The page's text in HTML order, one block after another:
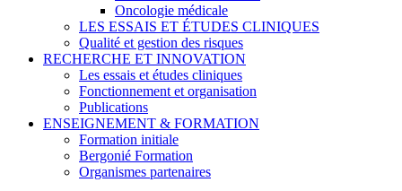
Oncologie médicale
LES ESSAIS ET ÉTUDES CLINIQUES
Qualité et gestion des risques
RECHERCHE ET INNOVATION
Les essais et études cliniques
Fonctionnement et organisation
Publications
ENSEIGNEMENT & FORMATION
Formation initiale
Bergonié Formation
Organismes partenaires